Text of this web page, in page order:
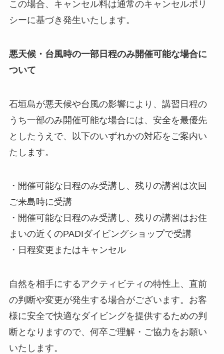
この場合、キャンセル料は通常のキャンセルポリ
シーに基づき発生いたします。
悪天候・台風時の一部日程のみ開催可能な場合に
ついて
石垣島が悪天候や台風の影響により、講習日程の
うち一部のみ開催可能な場合には、安全を最優先
としたうえで、以下のいずれかの対応をご案内い
たします。
・開催可能な日程のみ受講し、残りの講習は次回
ご来島時に受講
・開催可能な日程のみ受講し、残りの講習はお住
まいの近くのPADIダイビングショップで受講
・日程変更またはキャンセル
自然を相手にするアクティビティの特性上、直前
の判断や変更が発生する場合がございます。お客
様に安全で快適なダイビングを提供するための判
断となりますので、何卒ご理解・ご協力をお願い
いたします。